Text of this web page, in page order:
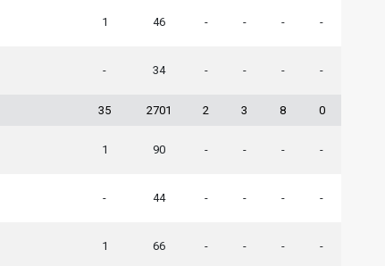
1 46 - - - -
- 34 - - - -
35 2701 2 3 8 0
1 90 - - - -
- 44 - - - -
1 66 - - - -